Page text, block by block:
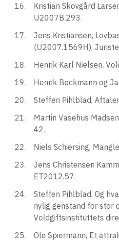
Kristian Skovgård
U2007B.293.
Jens Kristiansen,
(U2007.1569H),
Henrik Karl Nielsen,
Henrik Beckmann og
Steffen Pihlblad,
Martin Vasehus
42.
Niels Schiersing,
Jens Christensen
ET2012.57.
Steffen Pihlblad, Og
nylig genstand for stor
Voldgiftsinstituttets
Ole Spiermann, Et